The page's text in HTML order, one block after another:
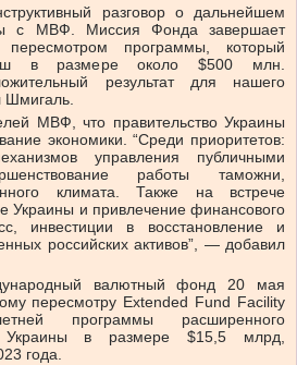
разговор о дальнейшем
с МВФ. Миссия Фонда завершает
программы, который
в размере около $500 млн.
результат для нашего
Шмигаль.
МВФ, что правительство Украины
экономики. “Среди приоритетов:
управления публичными
работы таможни,
климата. Также на встрече
Украины и привлечение финансового
инвестиции в восстановление и
российских активов”, — добавил
валютный фонд 20 мая
пересмотру Extended Fund Facility
программы расширенного
Украины в размере $15,5 млрд,
года.